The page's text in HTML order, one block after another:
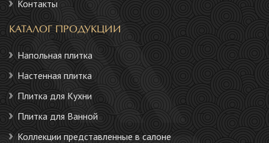
Контакты
КАТАЛОГ ПРОДУКЦИИ
Напольная плитка
Настенная плитка
Плитка для Кухни
Плитка для Ванной
Коллекции представленные в салоне